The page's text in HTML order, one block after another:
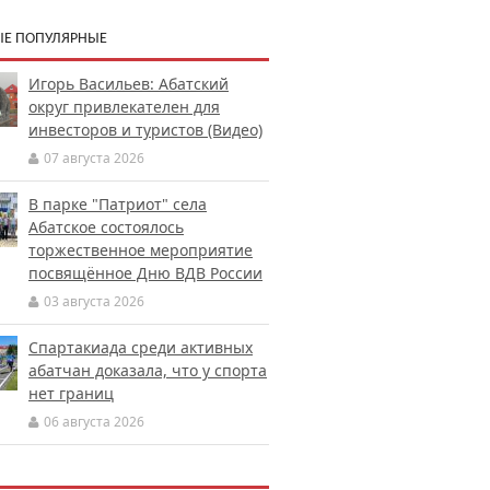
ПОПУЛЯРНЫЕ
Игорь Васильев: Абатский
округ привлекателен для
инвесторов и туристов (Видео)
07 августа 2026
В парке "Патриот" села
Абатское состоялось
торжественное мероприятие
посвящённое Дню ВДВ России
03 августа 2026
Спартакиада среди активных
абатчан доказала, что у спорта
нет границ
06 августа 2026